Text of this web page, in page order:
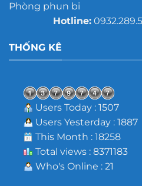
Phòng phun bi
Hotline:
THỐNG KÊ
Users Today : 1507
Users Yesterday : 1887
This Month : 18258
Total views : 8371183
Who's Online : 21